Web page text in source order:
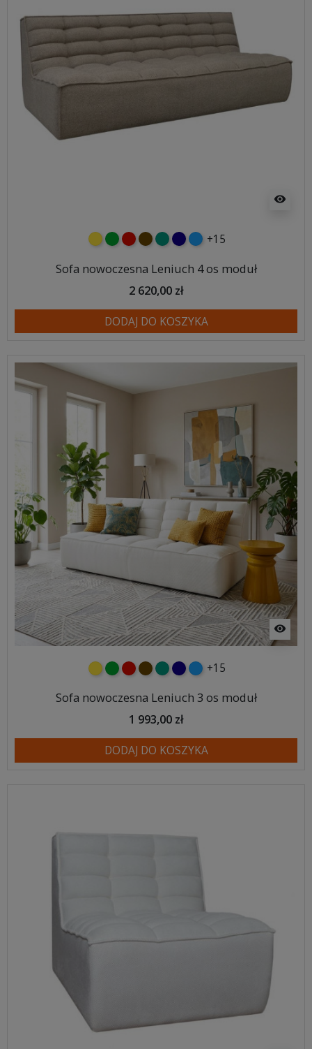
visibility
żółtyzielonyczerwony
czekoladowy
turkusowy
granatowy
niebieski
+15
Sofa nowoczesna Leniuch 4 os moduł
2 620,00 zł
DODAJ DO KOSZYKA
visibility
żółtyzielonyczerwony
czekoladowy
turkusowy
granatowy
niebieski
+15
Sofa nowoczesna Leniuch 3 os moduł
1 993,00 zł
DODAJ DO KOSZYKA